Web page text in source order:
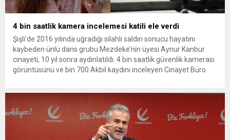
4 bin saatlik kamera incelemesi katili ele verdi
Şişli’de 2016 yılında uğradığı silahlı saldırı sonucu hayatını
kaybeden ünlü dans grubu Mezdeke’nin üyesi Aynur Kanbur
cinayeti, 10 yıl sonra aydınlatıldı. 4 bin saatlik güvenlik kamerası
görüntüsünü ve bin 700 Akbil kaydını inceleyen Cinayet Büro